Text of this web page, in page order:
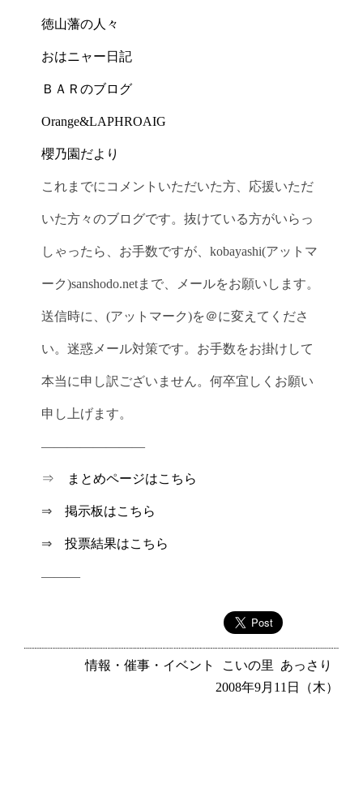
徳山藩の人々
おはニャー日記
ＢＡＲのブログ
Orange&LAPHROAIG
櫻乃園だより
これまでにコメントいただいた方、応援いただ
いた方々のブログです。抜けている方がいらっ
しゃったら、お手数ですが、kobayashi(アットマ
ーク)sanshodo.netまで、メールをお願いします。
送信時に、(アットマーク)を＠に変えてくださ
い。迷惑メール対策です。お手数をお掛けして
本当に申し訳ございません。何卒宜しくお願い
申し上げます。
————————
⇒ まとめページはこちら
⇒ 掲示板はこちら
⇒ 投票結果はこちら
———
情報・催事・イベント こいの里
あっさり
2008年9月11日（木）